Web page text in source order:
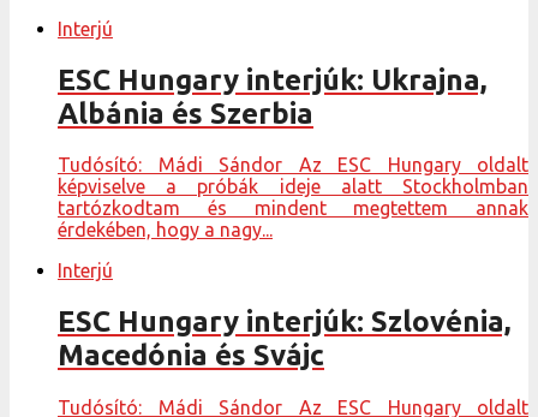
Interjú
ESC Hungary interjúk: Ukrajna,
Albánia és Szerbia
Tudósító: Mádi Sándor Az ESC Hungary oldalt
képviselve a próbák ideje alatt Stockholmban
tartózkodtam és mindent megtettem annak
érdekében, hogy a nagy...
Interjú
ESC Hungary interjúk: Szlovénia,
Macedónia és Svájc
Tudósító: Mádi Sándor Az ESC Hungary oldalt